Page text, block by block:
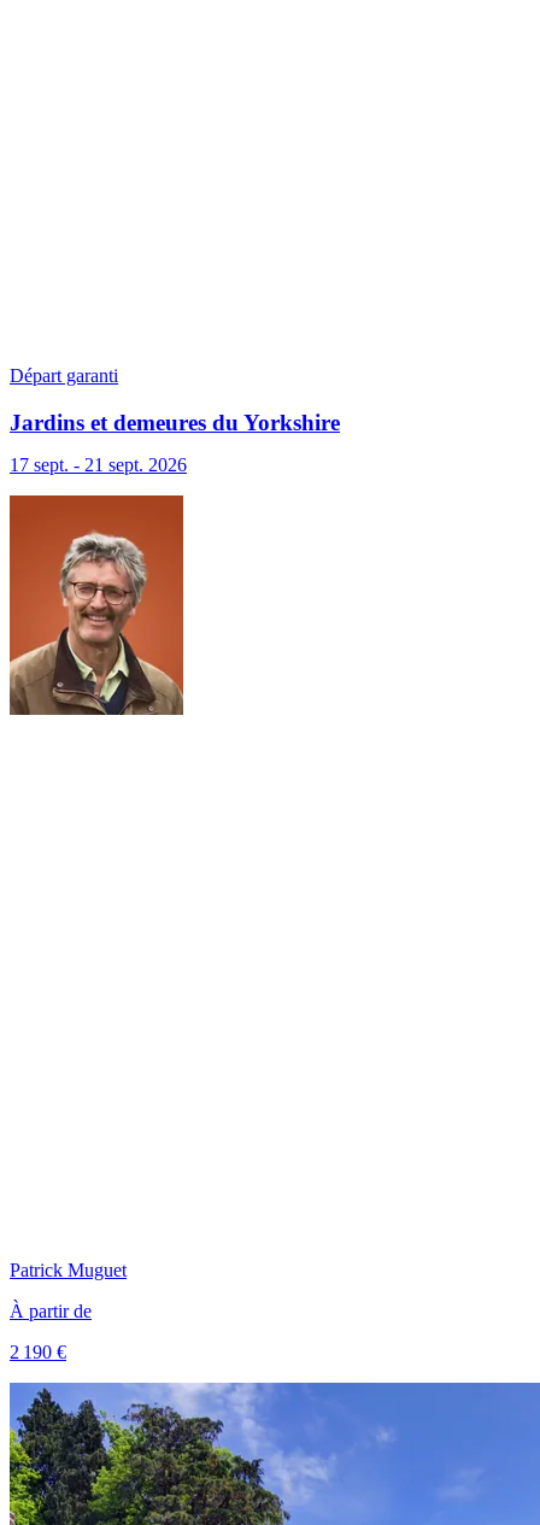
Départ garanti
Jardins et demeures du Yorkshire
17 sept. - 21 sept. 2026
Patrick Muguet
À partir de
2 190 €
Voir le voyage